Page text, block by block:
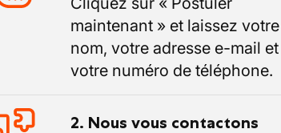
maintenant » et laissez votre
nom, votre adresse e-mail et
votre numéro de téléphone.
2. Nous vous contactons